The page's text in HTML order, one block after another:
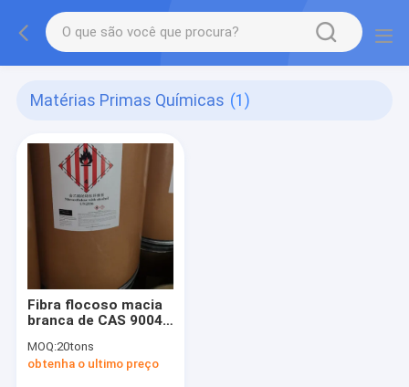
Matérias Primas Químicas (1)
Fibra flocoso macia
branca de CAS 9004-
nitrocelulose
MOQ:20tons
obtenha o ultimo preço